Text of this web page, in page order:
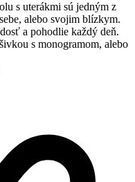
s uterákmi sú jedným z
alebo svojim blízkym.
a pohodlie každý deň.
s monogramom, alebo